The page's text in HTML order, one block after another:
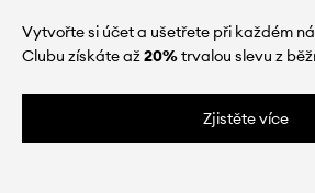
Vytvořte si účet a ušetřete při každém
Clubu získáte až20%trvalou slevu z
Zjistěte více